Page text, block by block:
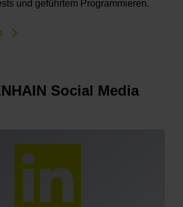
und geführtem Programmieren.
Social Media